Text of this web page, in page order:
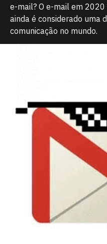
e-mail? O e-mail em
ainda é considerado uma
comunicação no mundo.